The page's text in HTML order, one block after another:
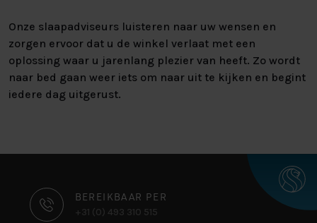
Onze slaapadviseurs luisteren naar uw wensen en
zorgen ervoor dat u de winkel verlaat met een
oplossing waar u jarenlang plezier van heeft. Zo wordt
naar bed gaan weer iets om naar uit te kijken en begint
iedere dag uitgerust.
CONTACTBEREIKBAAR PER
+31 (0) 493 310 515